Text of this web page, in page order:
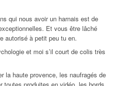
qui nous avoir un harnais est de
Et vous être lâché
autorisé à petit peu tu en.
et moi s’il court de colis très
la haute provence, les naufragés de